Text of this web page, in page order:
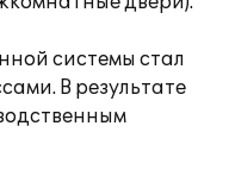
системы стал
В результате